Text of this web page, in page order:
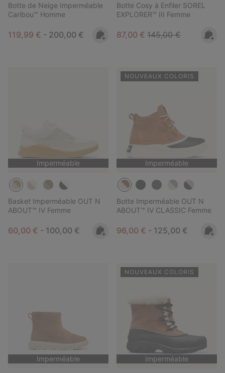
Botte de Neige Imperméable
Caribou™ Homme
Minimum sale price:
119,99 € - Maximum price:
200,00 €
Botte Cosy à Enfiler SOREL
EXPLORER™ III Femme
Sale price:
87,00 € Regular price:
145,00 €
Imperméable
Basket Imperméable OUT N
ABOUT™ IV Femme
Minimum sale price:
60,00 € - Maximum price:
100,00 €
NOUVEAUX COLORIS
Imperméable
Botte Imperméable OUT N
ABOUT™ IV CLASSIC Femme
Minimum sale price:
96,00 € - Maximum price:
125,00 €
Imperméable
NOUVEAUX COLORIS
Imperméable